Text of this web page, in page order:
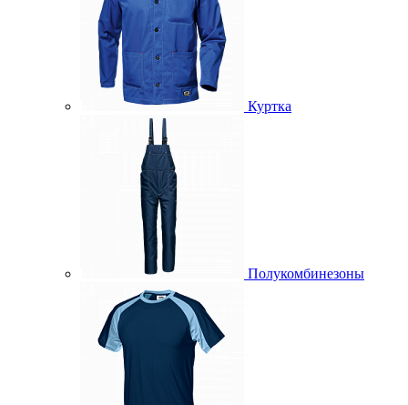
Куртка
Полукомбинезоны